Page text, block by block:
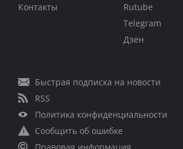
Контакты
Rutube
Telegram
Дзен
Быстрая подписка на новости
RSS
Политика конфиденциальности
Сообщить об ошибке